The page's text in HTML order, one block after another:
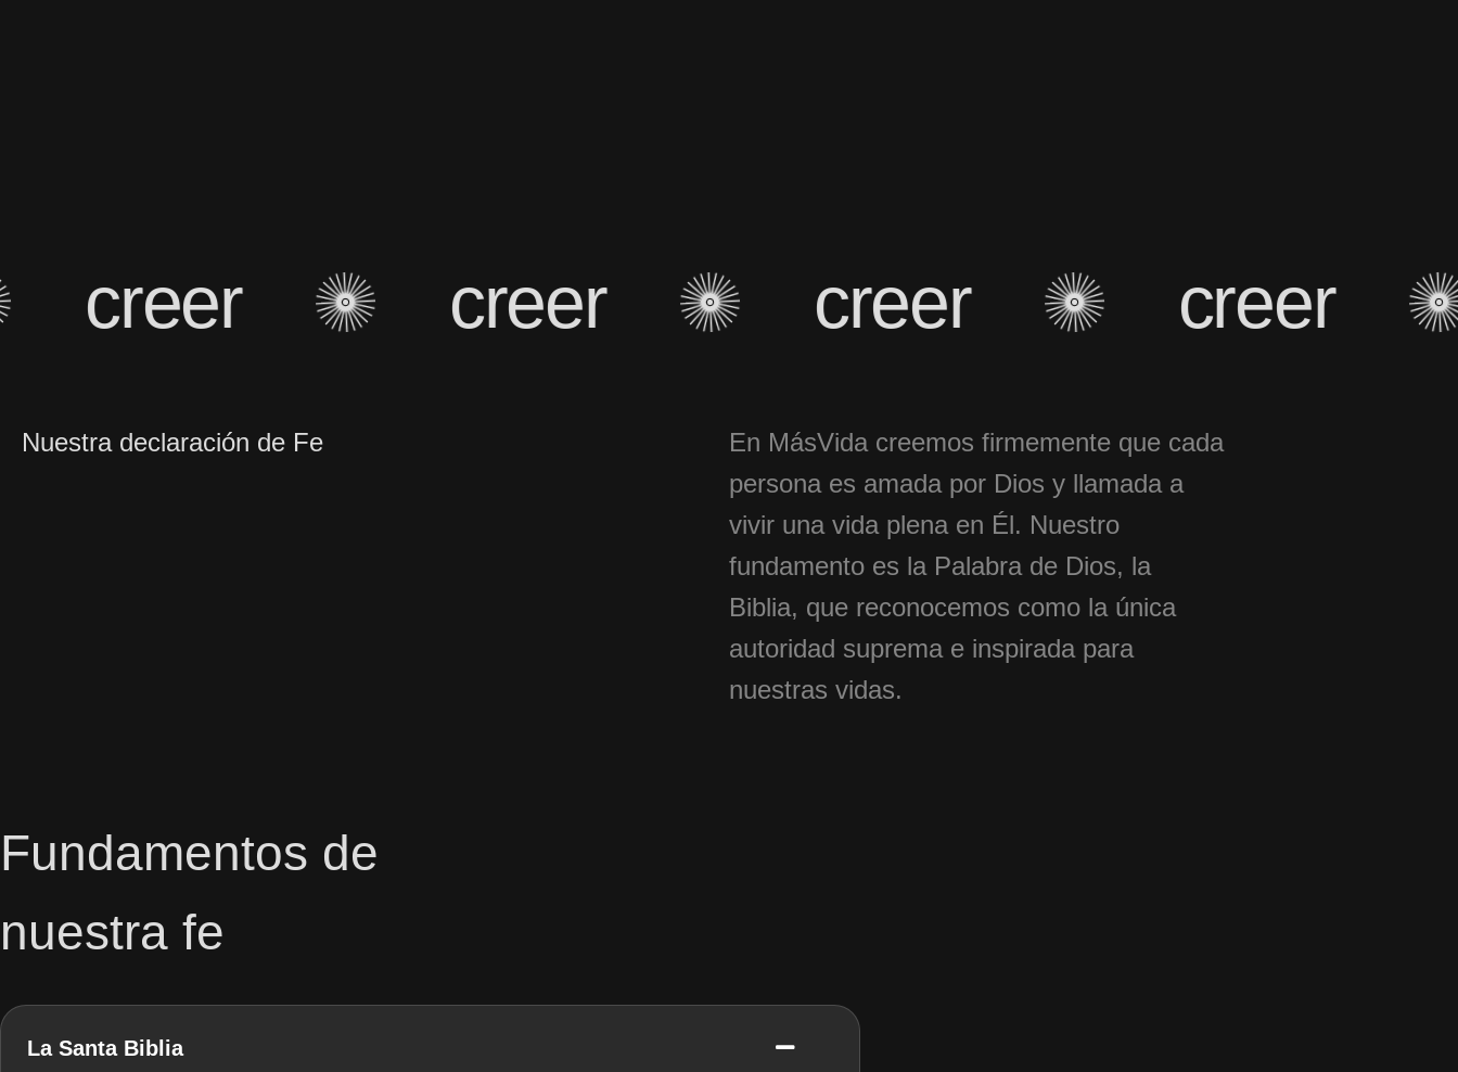
creer creer creer creer
Nuestra declaración de Fe
En MásVida creemos firmemente que cada
persona es amada por Dios y llamada a
vivir una vida plena en Él. Nuestro
fundamento es la Palabra de Dios, la
Biblia, que reconocemos como la única
autoridad suprema e inspirada para
nuestras vidas.
Fundamentos de
nuestra fe
La Santa Biblia